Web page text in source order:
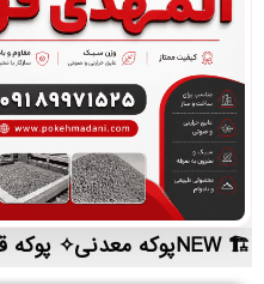
NEWپوکه معدنی✧ پوکه قروه، شب بندی ساختمان در اردبيل | لیست قیمت روز و خرید مستقیم ، مناسب تر از نمایندگی شهرستان ها